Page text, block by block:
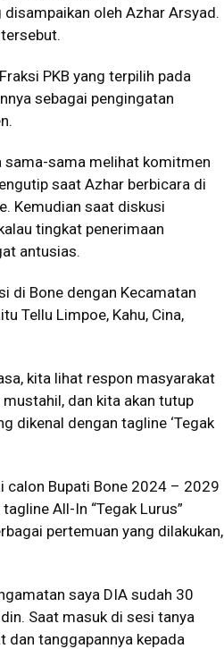
oleh Azhar Arsyad.
PKB yang terpilih pada
sebagai pengingatan
sama-sama melihat komitmen
saat Azhar berbicara di
Kemudian saat diskusi
tingkat penerimaan
antusias.
di Bone dengan Kecamatan
Tellu Limpoe, Kahu, Cina,
kita lihat respon masyarakat
dan kita akan tutup
dikenal dengan tagline ‘Tegak
calon Bupati Bone 2024 – 2029
All-In “Tegak Lurus”
pertemuan yang dilakukan,
saya DIA sudah 30
Saat masuk di sesi tanya
dan tanggapannya kepada